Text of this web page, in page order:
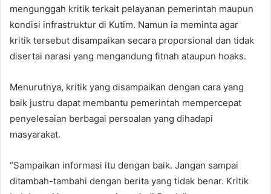
mengunggah kritik terkait pelayanan pemerintah maupun
kondisi infrastruktur di Kutim. Namun ia meminta agar
kritik tersebut disampaikan secara proporsional dan tidak
disertai narasi yang mengandung fitnah ataupun hoaks.
Menurutnya, kritik yang disampaikan dengan cara yang
baik justru dapat membantu pemerintah mempercepat
penyelesaian berbagai persoalan yang dihadapi
masyarakat.
“Sampaikan informasi itu dengan baik. Jangan sampai
ditambah-tambahi dengan berita yang tidak benar. Kritik